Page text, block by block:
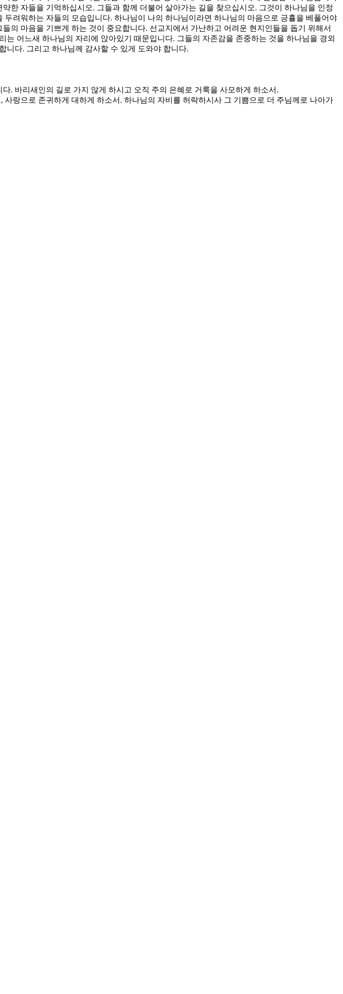
한 자들을 기억하십시오. 그들과 함께 더불어 살아가는 길을 찾으십시오. 그것이 하나님을 인정
려워하는 자들의 모습입니다. 하나님이 나의 하나님이라면 하나님의 마음으로 긍휼을 베풀어야
의 마음을 기쁘게 하는 것이 중요합니다. 선교지에서 가난하고 어려운 현지인들을 돕기 위해서
어느새 하나님의 자리에 앉아있기 때문입니다. 그들의 자존감을 존중하는 것을 하나님을 경외
니다. 그리고 하나님께 감사할 수 있게 도와야 합니다.
. 바리새인의 길로 가지 않게 하시고 오직 주의 은혜로 거룩을 사모하게 하소서.
랑으로 존귀하게 대하게 하소서. 하나님의 자비를 허락하시사 그 기쁨으로 더 주님께로 나아가